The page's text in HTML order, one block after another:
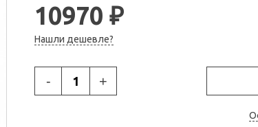
10970 ₽
Нашли дешевле?
- +